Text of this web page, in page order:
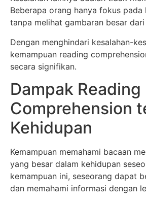
Beberapa orang hanya fokus
tanpa melihat gambaran besar
Dengan menghindari kesalahan-
kemampuan reading
secara signifikan.
Dampak Reading
Comprehension
Kehidupan
Kemampuan memahami bacaan
yang besar dalam kehidupan
kemampuan ini, seseorang dapat
dan memahami informasi dengan